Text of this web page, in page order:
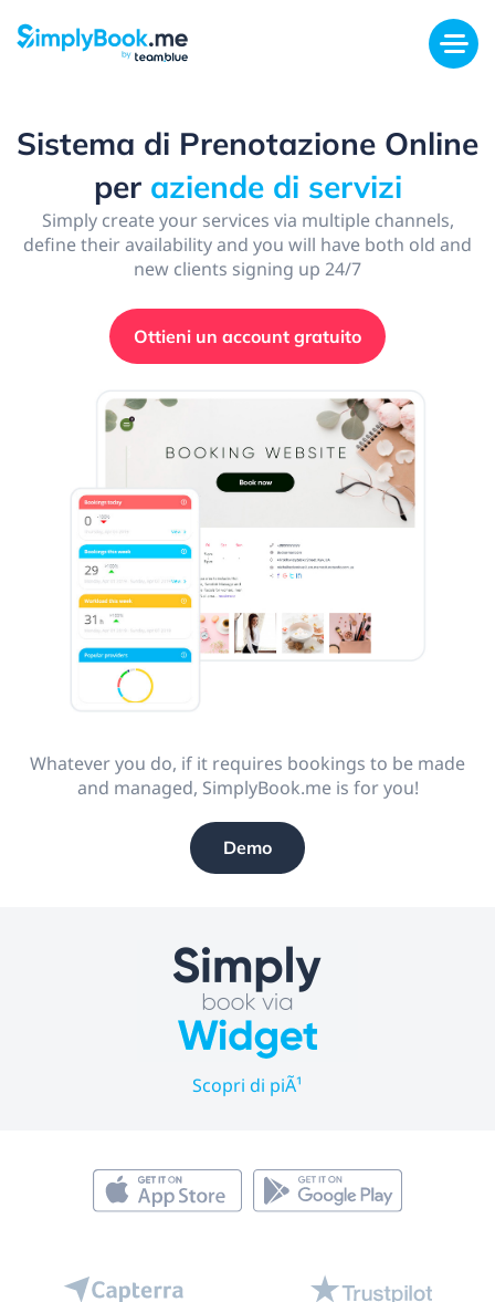
Sistema di Prenotazione Online
peraziende di servizi
Simply create your services via multiple channels,
define their availability and you will have both old and
new clients signing up 24/7
Ottieni un account gratuito
Whatever you do, if it requires bookings to be made
and managed, SimplyBook.me is for you!
Demo
Scopri di piÃ¹